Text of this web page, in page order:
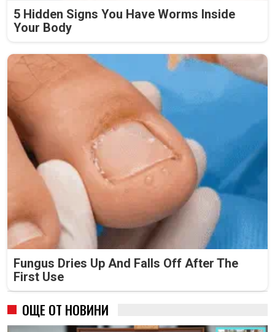
5 Hidden Signs You Have Worms Inside
Your Body
Fungus Dries Up And Falls Off After The
First Use
ОЩЕ ОТ НОВИНИ